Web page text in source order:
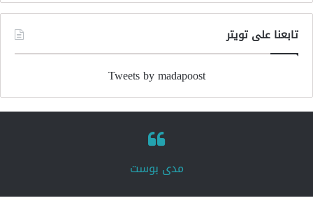
تابعنا على تويتر
Tweets by madapoost
‏مدى بوست‏